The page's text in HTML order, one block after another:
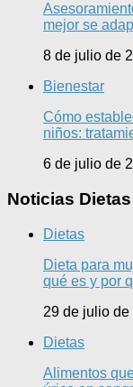
mejor se
8 de julio de
Bienestar
Cómo
niños:
6 de julio de
Noticias Dietas
Dietas
Dieta para
qué es y por
29 de julio de
Dietas
Alimentos